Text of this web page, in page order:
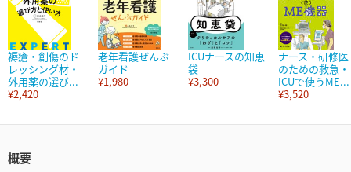
褥瘡・創傷のド
レッシング材・
外用薬の選び...
¥2,420
老年看護ぜんぶ
ガイド
¥1,980
ICUナースの知恵
袋
¥3,300
ナース・研修医
のための救急・
ICUで使うME...
¥3,520
概要